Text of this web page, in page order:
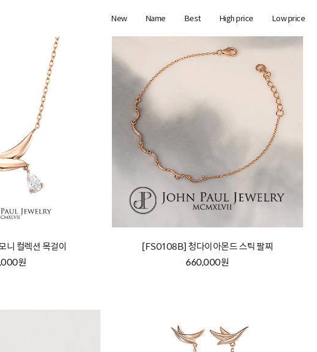
New Name Best High price Low price
컬렉션 목걸이
원
[FS0108B] 청다이아몬드 스틱 팔찌
660,000원